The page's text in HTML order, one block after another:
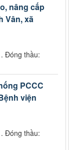
nâng cấp
Vân, xã
Đóng thầu:
PCCC
viện
Đóng thầu: